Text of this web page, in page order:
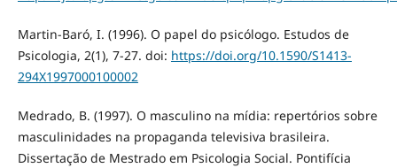
Martin-Baró, I. (1996). O papel do psicólogo. Estudos de
Psicologia, 2(1), 7-27. doi: https://doi.org/10.1590/S1413-
294X1997000100002
Medrado, B. (1997). O masculino na mídia: repertórios sobre
masculinidades na propaganda televisiva brasileira.
Dissertação de Mestrado em Psicologia Social. Pontifícia